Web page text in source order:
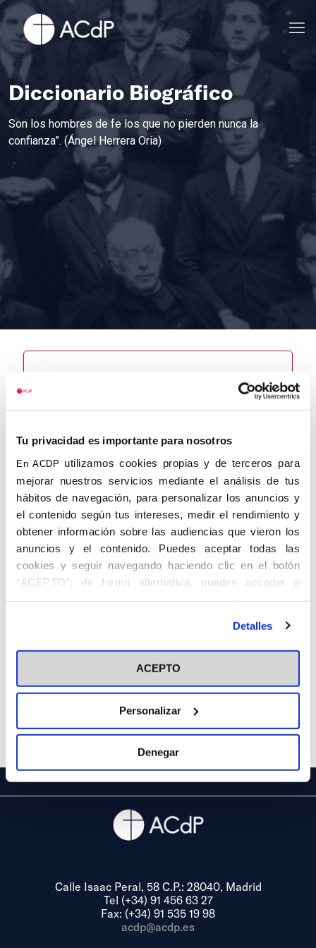
Tu privacidad es importante para nosotros
En ACDP utilizamos cookies propias y de terceros para
mejorar nuestros servicios mediante el análisis de tus
hábitos de navegación, para personalizar los anuncios y
el contenido según tus intereses, medir el rendimiento y
obtener información sobre las audiencias que vieron los
anuncios y el contenido. Puedes aceptar todas las
cookies y seguir navegando haciendo clic en el botón
“ACEPTO”; de forma alternativa, puedes acceder a
información más detallada y cambiar tus preferencias
en el botón "Personalizar". Para más información puedes
visitar nuestra Política de Cookies
Detalles
ACEPTO
Personalizar
Denegar
Diccionario Biográfico
Son los hombres de fe los que no pierden nunca la
confianza”. (Ángel Herrera Oria)
Nombre
Gabriel
Autor
Centro de
adscripción
Castellón
Fecha de
nacimiento
21/10/1924
Lugar de
nacimiento
Fecha de
defunción
31/01/2013
Lugar de
defunción
Calle Isaac Peral, 58 C.P.: 28040, Madrid
Tel (+34) 91 456 63 27
Fax: (+34) 91 535 19 98
acdp@acdp.es